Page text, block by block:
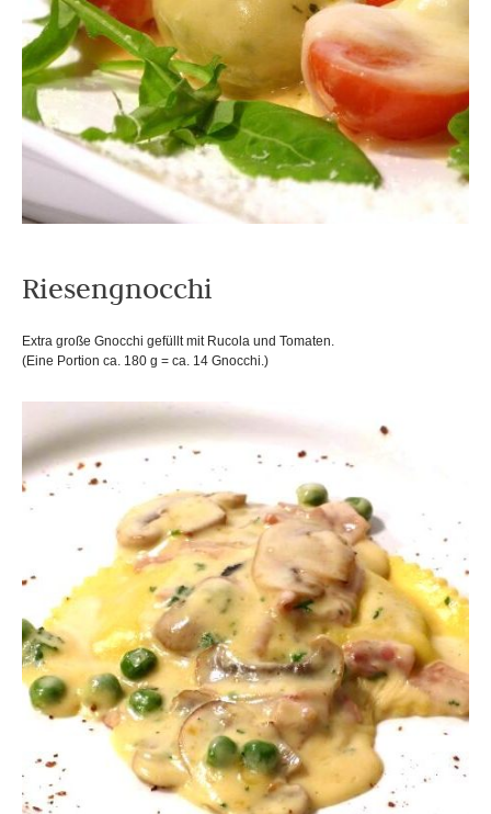
Riesengnocchi
Extra große Gnocchi gefüllt mit Rucola und Tomaten.
(Eine Portion ca. 180 g = ca. 14 Gnocchi.)